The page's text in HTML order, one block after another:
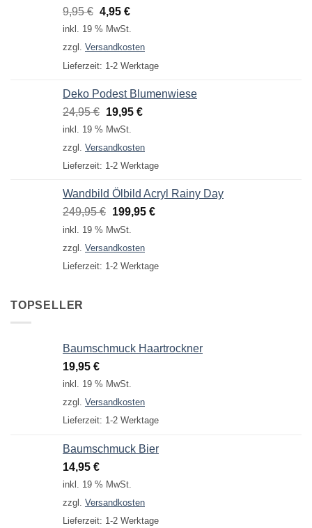
9,95€ Ursprünglicher
Preis
9,95 €
4,95 €Aktueller
4,95 €.
inkl. 19 % MwSt.
zzgl. Versandkosten
Lieferzeit: 1-2 Werktage
Deko Podest Blumenwiese
24,95€ Ursprünglicher
Preis
24,95 €
19,95 €Aktueller
19,95 €.
inkl. 19 % MwSt.
zzgl. Versandkosten
Lieferzeit: 1-2 Werktage
Wandbild Ölbild Acryl Rainy Day
249,95€ Ursprünglicher
Preis
249,95 €
199,95 €Aktueller
inkl. 19 % MwSt.
zzgl. Versandkosten
Lieferzeit: 1-2 Werktage
TOPSELLER
Baumschmuck Haartrockner
19,95 €
inkl. 19 % MwSt.
zzgl. Versandkosten
Lieferzeit: 1-2 Werktage
Baumschmuck Bier
14,95 €
inkl. 19 % MwSt.
zzgl. Versandkosten
Lieferzeit: 1-2 Werktage